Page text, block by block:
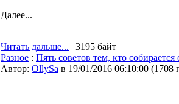
Далее...
Читать дальше... | 3195 байт
Разное : Пять советов тем, кто
Автор: OllySa в 19/01/2016 06:10:00 (1708